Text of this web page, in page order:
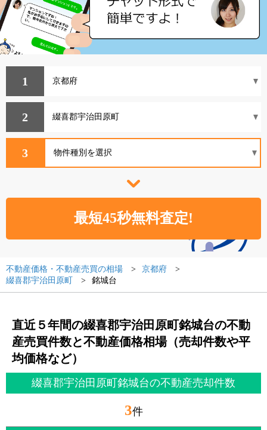
1
2
3
不動産価格・不動産売買の相場
京都府
綴喜郡宇治田原町
銘城台
直近５年間の綴喜郡宇治田原町銘城台の不動
産売買件数と不動産価格相場（売却件数や平
均価格など）
綴喜郡宇治田原町銘城台の不動産売却件数
3件